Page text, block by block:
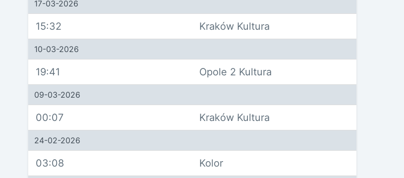
17-03-2026
15:32 Kraków Kultura
10-03-2026
19:41 Opole 2 Kultura
09-03-2026
00:07 Kraków Kultura
24-02-2026
03:08 Kolor